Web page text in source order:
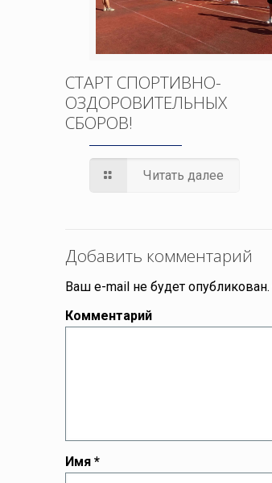
СТАРТ СПОРТИВНО-
ОЗДОРОВИТЕЛЬНЫХ
СБОРОВ!
Читать далее
Добавить комментарий
Ваш e-mail не будет опубликован.
Комментарий
Имя*